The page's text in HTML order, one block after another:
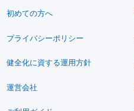
初めての方へ
プライバシーポリシー
健全化に資する運用方針
運営会社